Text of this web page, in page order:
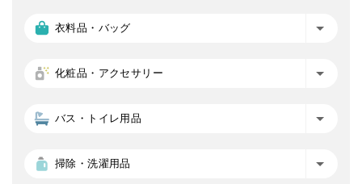
衣料品・バッグ
化粧品・アクセサリー
バス・トイレ用品
掃除・洗濯用品